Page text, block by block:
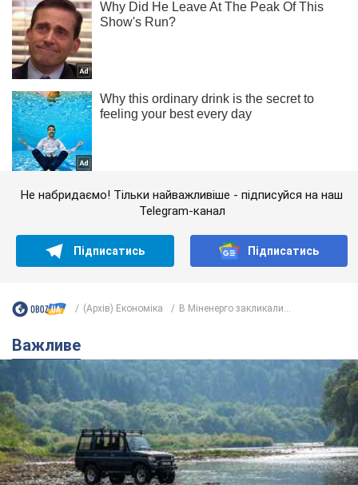
Не набридаємо! Тільки найважливіше - підписуйся на наш
Telegram-канал
Підписатись Підписатись
(Архів) Економіка В Міненерго закликали...
Важливе